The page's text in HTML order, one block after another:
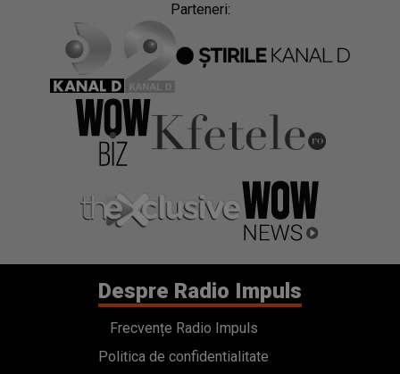
Parteneri:
Despre Radio Impuls
Frecvențe Radio Impuls
Politica de confidentialitate